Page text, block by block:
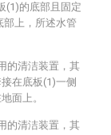
(1)的底部且固定
部上，所述水管
的清洁装置，其
在底板(1)一侧
面上。
的清洁装置，其